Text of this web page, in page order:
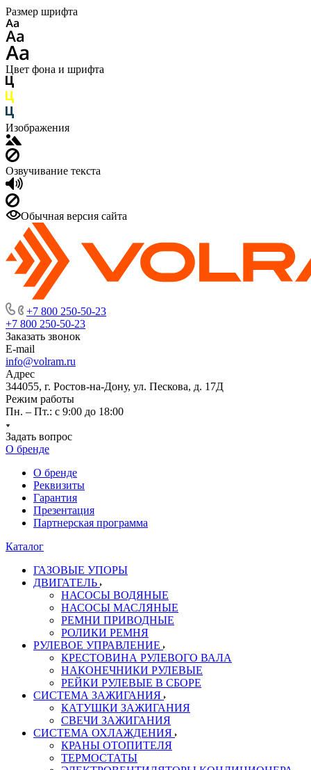
Размер шрифта
Цвет фона и шрифта
Изображения
Озвучивание текста
Обычная версия сайта
+7 800 250-50-23
+7 800 250-50-23
Заказать звонок
E-mail
info@volram.ru
Адрес
344055, г. Ростов-на-Дону, ул. Пескова, д. 17Д
Режим работы
Пн. – Пт.: с 9:00 до 18:00
Задать вопрос
О бренде
О бренде
Реквизиты
Гарантия
Презентация
Партнерская программа
Каталог
ГАЗОВЫЕ УПОРЫ
ДВИГАТЕЛЬ
НАСОСЫ ВОДЯНЫЕ
НАСОСЫ МАСЛЯНЫЕ
РЕМНИ ПРИВОДНЫЕ
РОЛИКИ РЕМНЯ
РУЛЕВОЕ УПРАВЛЕНИЕ
КРЕСТОВИНА РУЛЕВОГО ВАЛА
НАКОНЕЧНИКИ РУЛЕВЫЕ
РЕЙКИ РУЛЕВЫЕ В СБОРЕ
СИСТЕМА ЗАЖИГАНИЯ
КАТУШКИ ЗАЖИГАНИЯ
СВЕЧИ ЗАЖИГАНИЯ
СИСТЕМА ОХЛАЖДЕНИЯ
КРАНЫ ОТОПИТЕЛЯ
ТЕРМОСТАТЫ